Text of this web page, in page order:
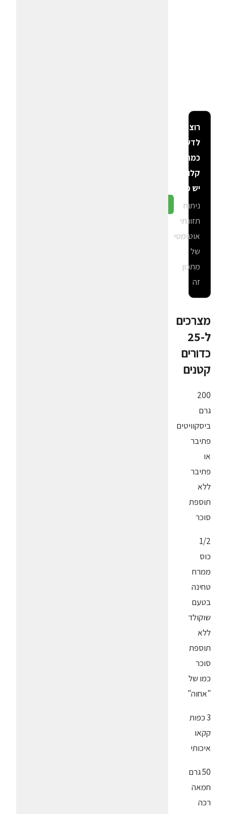
רוצה
לדעת
כמה
קלוריות
יש פה?
ניתוח
תזונתי
אוטומטי
של
מתכון
זה
מצרכים
ל-25
כדורים
קטנים
200
גרם
ביסקוויטים
פתיבר
או
פתיבר
ללא
תוספת
סוכר
1/2
כוס
ממרח
טחינה
בטעם
שוקולד
ללא
תוספת
סוכר
כמו של
"אחוה"
3 כפות
קקאו
איכותי
50 גרם
חמאה
רכה